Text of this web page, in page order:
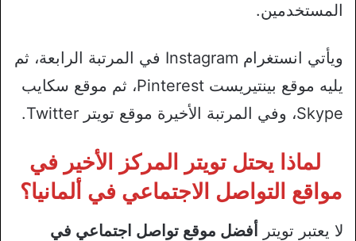
المستخدمين.
ويأتي انستغرام Instagram في المرتبة الرابعة، ثم
يليه موقع بينتيريست Pinterest، ثم موقع سكايب
Skype، وفي المرتبة الأخيرة موقع تويتر Twitter.
لماذا يحتل تويتر المركز الأخير في
مواقع التواصل الاجتماعي في ألمانيا؟
لا يعتبر تويتر أفضل موقع تواصل اجتماعي في